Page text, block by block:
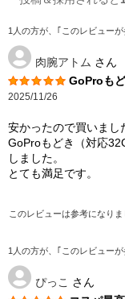
1人の方が、｢このレビュー
肉腕アトム さん
GoProも
2025/11/26
安かったので買いまし
GoProもどき（対応
しました。
とても満足です。
このレビューは参考になりま
1人の方が、｢このレビュー
ぴっこ さん